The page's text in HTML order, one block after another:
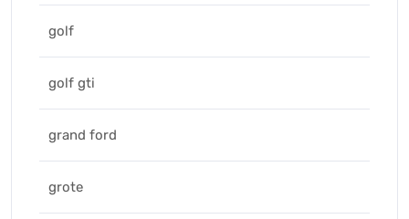
golf
golf gti
grand ford
grote